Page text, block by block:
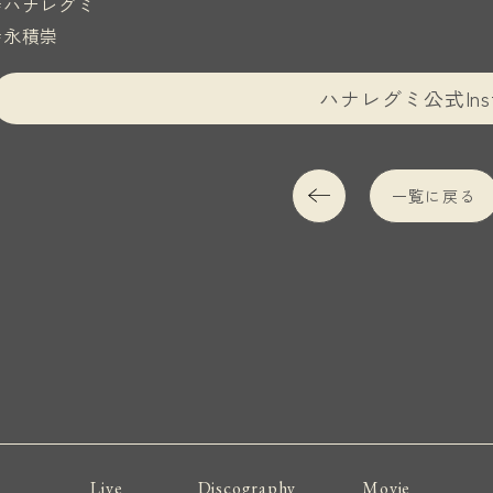
積崇
ハナレグミ公式
一覧に戻る
Live Discography Movie